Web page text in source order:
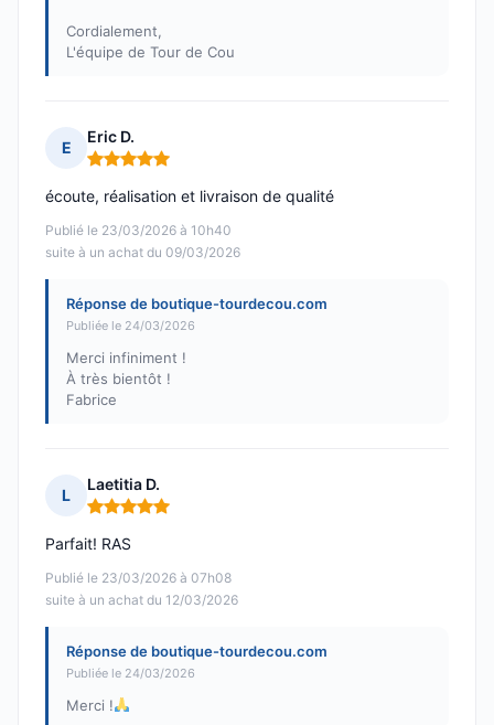
Cordialement,
L'équipe de Tour de Cou
E
Eric D.
Note : 5 sur 5
Publié le 23/03/2026 à 10h40
suite à un achat du 09/03/2026
écoute, réalisation et livraison de qualité
Réponse de boutique-tourdecou.com
Publiée le 24/03/2026
Merci infiniment !
À très bientôt !
Fabrice
L
Laetitia D.
Note : 5 sur 5
Publié le 23/03/2026 à 07h08
suite à un achat du 12/03/2026
Parfait! RAS
Réponse de boutique-tourdecou.com
Publiée le 24/03/2026
Merci !